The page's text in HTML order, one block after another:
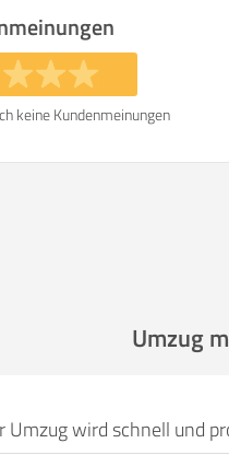
keine Kundenmeinungen
Umzug
Umzug wird schnell und